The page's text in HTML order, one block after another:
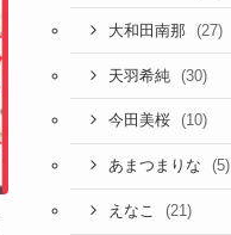
大和田南那 (27)
天羽希純 (30)
今田美桜 (10)
あまつまりな (5)
えなこ (21)